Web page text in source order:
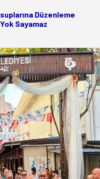
Düzenleme
Sayamaz